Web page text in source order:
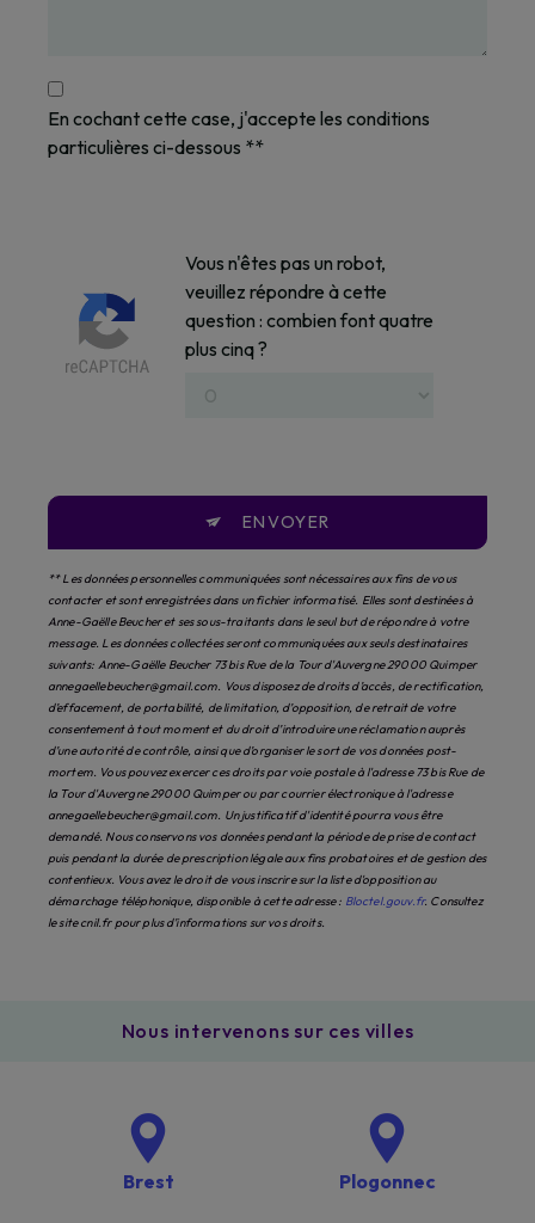
En cochant cette case, j'accepte les conditions
particulières ci-dessous **
Vous n'êtes pas un robot,
veuillez répondre à cette
question : combien font quatre
plus cinq ?
ENVOYER
** Les données personnelles communiquées sont nécessaires aux fins de vous
contacter et sont enregistrées dans un fichier informatisé. Elles sont destinées à
Anne-Gaëlle Beucher et ses sous-traitants dans le seul but de répondre à votre
message. Les données collectées seront communiquées aux seuls destinataires
suivants: Anne-Gaëlle Beucher 73 bis Rue de la Tour d'Auvergne 29000 Quimper
annegaellebeucher@gmail.com. Vous disposez de droits d’accès, de rectification,
d’effacement, de portabilité, de limitation, d’opposition, de retrait de votre
consentement à tout moment et du droit d’introduire une réclamation auprès
d’une autorité de contrôle, ainsi que d’organiser le sort de vos données post-
mortem. Vous pouvez exercer ces droits par voie postale à l'adresse 73 bis Rue de
la Tour d'Auvergne 29000 Quimper ou par courrier électronique à l'adresse
annegaellebeucher@gmail.com. Un justificatif d'identité pourra vous être
demandé. Nous conservons vos données pendant la période de prise de contact
puis pendant la durée de prescription légale aux fins probatoires et de gestion des
contentieux. Vous avez le droit de vous inscrire sur la liste d'opposition au
démarchage téléphonique, disponible à cette adresse : Bloctel.gouv.fr. Consultez
le site cnil.fr pour plus d’informations sur vos droits.
Nous intervenons sur ces villes
Brest Plogonnec